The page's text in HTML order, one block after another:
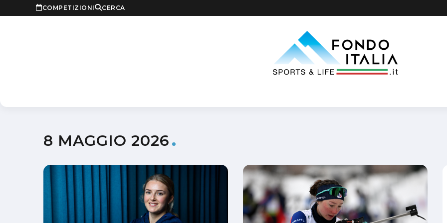
COMPETIZIONI CERCA
8 MAGGIO 2026